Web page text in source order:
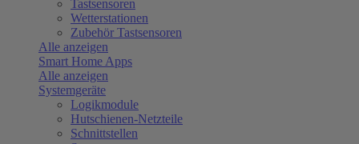
Tastsensoren
Wetterstationen
Zubehör Tastsensoren
Alle anzeigen
Smart Home Apps
Alle anzeigen
Systemgeräte
Logikmodule
Hutschienen-Netzteile
Schnittstellen